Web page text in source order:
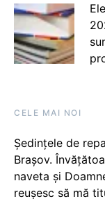
CELE MAI NOI
Ședințele de
Brașov.
naveta și
reușesc să mă